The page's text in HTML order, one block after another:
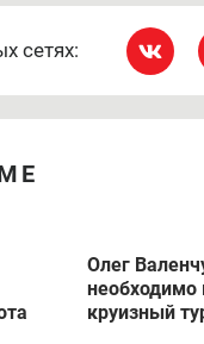
сетях:
Олег
необходимо
круизный